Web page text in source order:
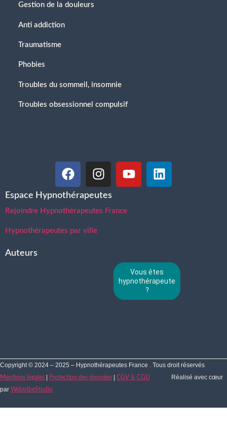
Gestion de la douleurs
Anti addiction
Traumatisme
Phobies
Troubles du sommeil, insomnie
Troubles obsessionnel compulsif
Espace Hypnothérapeutes
Rejoindre Hypnothérapeutes France
Hypnothérapeutes par ville
Auteurs
Vous êtes
hypnothérapeute
?
Copyright © 2024 – 2025 – Hypnothérapeutes France . Tous droit réservés
Mentions légales | Protection des données | CGV & CGU
Réalisé avec cœur
par WebtribeStudio